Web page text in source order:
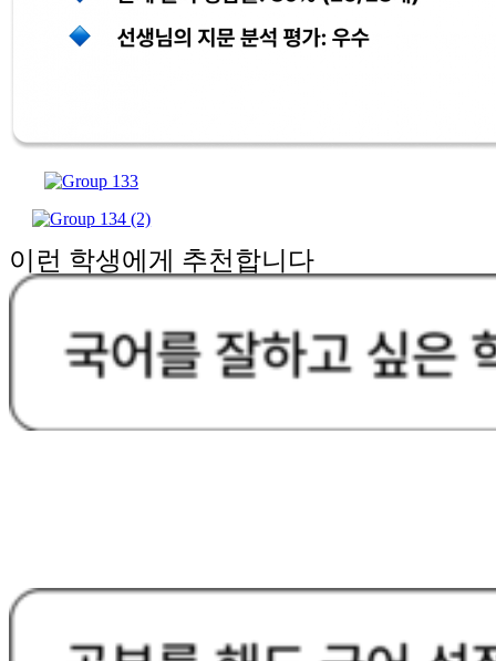
이런 학생에게 추천합니다